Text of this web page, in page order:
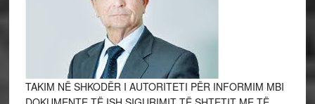
TAKIM NË SHKODËR I AUTORITETI PËR INFORMIM MBI